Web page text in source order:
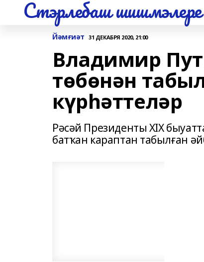
Стэрлебаш шишмэлере
Йәмғиәт 31 ДЕКАБРЯ 2020, 21:00
Владимир
төбөнән
күрһәттеләр
Рәсәй Президенты XIX
батҡан караптан табылған